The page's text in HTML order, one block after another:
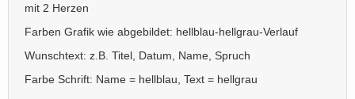
mit 2 Herzen
Farben Grafik wie abgebildet: hellblau-hellgrau-Verlauf
Wunschtext: z.B. Titel, Datum, Name, Spruch
Farbe Schrift: Name = hellblau, Text = hellgrau